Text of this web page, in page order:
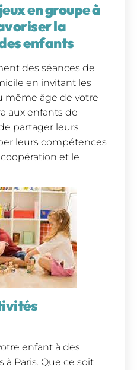
en groupe à
la
enfants
des séances de
en invitant les
même âge de votre
aux enfants de
partager leurs
leurs compétences
et le
enfant à des
à Paris. Que ce soit